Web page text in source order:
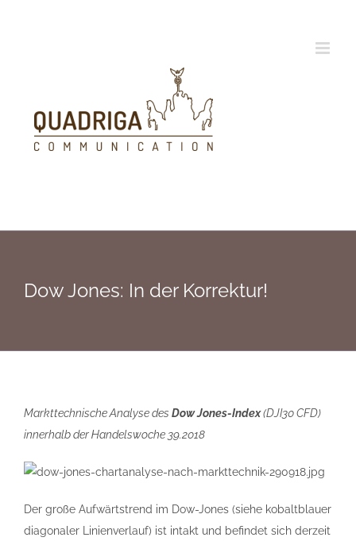
Dow Jones: In der Korrektur!
Markttechnische Analyse des Dow Jones-Index(DJI30 CFD)
innerhalb der Handelswoche 39.2018
Der große Aufwärtstrend im Dow-Jones (siehe kobaltblauer
diagonaler Linienverlauf) ist intakt und befindet sich derzeit